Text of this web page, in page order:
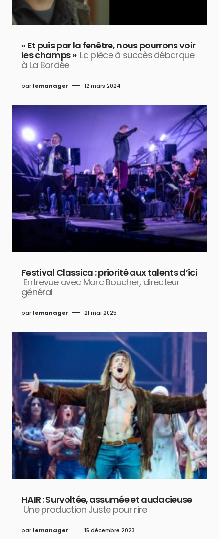
« Et puis par la fenêtre, nous pourrons voir
les champs » La pièce à succès débarque
à La Bordée
par lemanager 12 mars 2024
Festival Classica : priorité aux talents d’ici
Entrevue avec Marc Boucher, directeur
général
par lemanager 21 mai 2025
HAIR : Survoltée, assumée et audacieuse
Une production Juste pour rire
par lemanager 15 décembre 2023